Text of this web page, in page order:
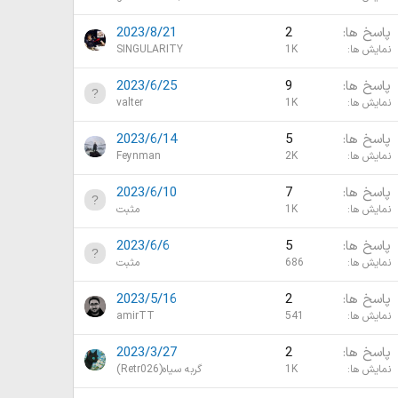
پاسخ ها 2
نمایش ها 1K
2023/8/21
SINGULARITY
پاسخ ها 9
نمایش ها 1K
2023/6/25
valter
پاسخ ها 5
نمایش ها 2K
2023/6/14
Feynman
پاسخ ها 7
نمایش ها 1K
2023/6/10
مثبت
پاسخ ها 5
نمایش ها 686
2023/6/6
مثبت
پاسخ ها 2
نمایش ها 541
2023/5/16
amirTT
پاسخ ها 2
نمایش ها 1K
2023/3/27
گربه سیاه(Retr026)